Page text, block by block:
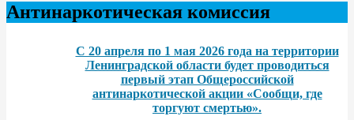
Антинаркотическая комиссия
С 20 апреля по 1 мая 2026 года на территории
Ленинградской области будет проводиться
первый этап Общероссийской
антинаркотической акции «Сообщи, где
торгуют смертью».